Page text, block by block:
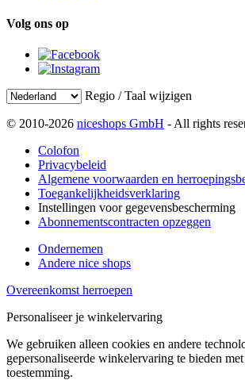
Volg ons op
Regio / Taal wijzigen
© 2010-2026 niceshops GmbH - All rights
Colofon
Privacybeleid
Algemene voorwaarden en
Toegankelijkheidsverklaring
Instellingen voor gegevensbescherming
Abonnementscontracten opzeggen
Ondernemen
Andere nice shops
Overeenkomst herroepen
Personaliseer je winkelervaring
We gebruiken alleen cookies en andere
gepersonaliseerde winkelervaring te bieden
toestemming.